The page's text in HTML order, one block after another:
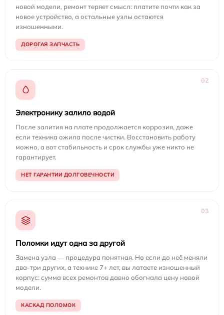
новой модели, ремонт теряет смысл: платите почти как за
новое устройство, а остальные узлы остаются
изношенными.
ДОРОГАЯ ЗАПЧАСТЬ
02
Электронику залило водой
После залития на плате продолжается коррозия, даже
если техника ожила после чистки. Восстановить работу
можно, а вот стабильность и срок службы уже никто не
гарантирует.
НЕТ ГАРАНТИИ ДОЛГОВЕЧНОСТИ
03
Поломки идут одна за другой
Замена узла — процедура понятная. Но если до неё меняли
два-три других, а технике 7+ лет, вы латаете изношенный
корпус: сумма всех ремонтов давно обогнала цену новой
модели.
КАСКАД ПОЛОМОК